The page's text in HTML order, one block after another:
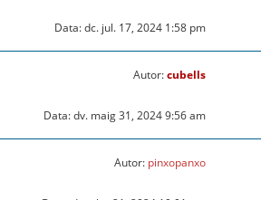
Data: dc. jul. 17, 2024 1:58 pm
Autor:cubells
Data: dv. maig 31, 2024 9:56 am
Autor: pinxopanxo